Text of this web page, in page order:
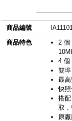
商品編號
商品特色
2 個
4 個
雙
最
快
搭
取
原